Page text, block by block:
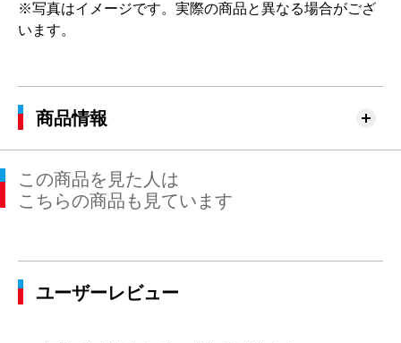
※写真はイメージです。実際の商品と異なる場合がござ
います。
商品情報
この商品を見た人は
こちらの商品も見ています
ユーザーレビュー